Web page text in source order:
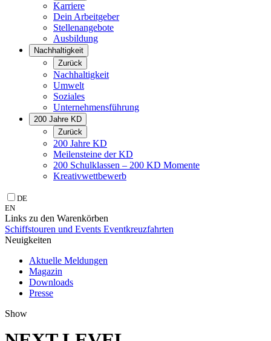
Karriere
Dein Arbeitgeber
Stellenangebote
Ausbildung
Nachhaltigkeit
Zurück
Nachhaltigkeit
Umwelt
Soziales
Unternehmens­führung
200 Jahre KD
Zurück
200 Jahre KD
Meilensteine der KD
200 Schulklassen – 200 KD Momente
Kreativwettbewerb
DE
EN
Links zu den Warenkörben
Schiffstouren und Events Eventkreuzfahrten
Neuigkeiten
Aktuelle Meldungen
Magazin
Downloads
Presse
Show